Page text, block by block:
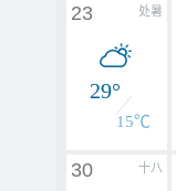
处暑
23
29°
15℃
十八
30